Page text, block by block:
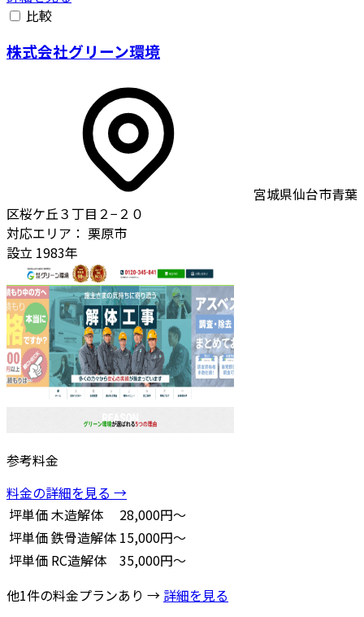
比較
株式会社グリーン環境
宮城県仙台市青葉
区桜ケ丘３丁目２−２０
対応エリア： 栗原市
設立 1983年
参考料金
料金の詳細を見る →
坪単価木造解体
28,000円～
坪単価鉄骨造解体 15,000円～
坪単価 RC造解体
35,000円～
他1件の料金プランあり → 詳細を見る